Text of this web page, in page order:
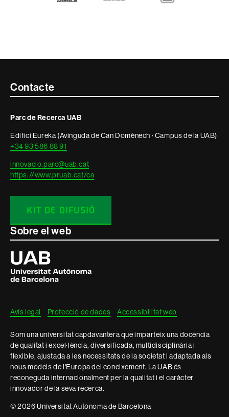
Contacte
informació
legal
Contacte
Parc de Recerca UAB
Edifici Eureka (Avinguda de Can Domènech · Campus de la UAB)
+34 93 586 88 91
innovacio.parc@uab.cat
https://www.pruab.cat/ca
KIT DE DIFUSIÓ
Sobre el web
Universitat
Autònoma
de
Barcelona
Avís legal Protecció de dades Accessibilitat web
Som una universitat capdavantera que imparteix una docència
de qualitat i excel·lència, diversificada, multidisciplinària i
flexible, ajustada a les necessitats de la societat i adaptada als
nous models de l'Europa del coneixement. La UAB és
reconeguda internacionalment per la qualitat i el caràcter
innovador de la seva recerca.
© 2026 Universitat Autònoma de Barcelona